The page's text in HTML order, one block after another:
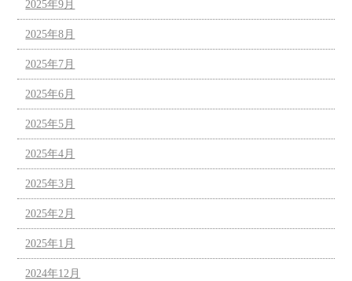
2025年9月
2025年8月
2025年7月
2025年6月
2025年5月
2025年4月
2025年3月
2025年2月
2025年1月
2024年12月